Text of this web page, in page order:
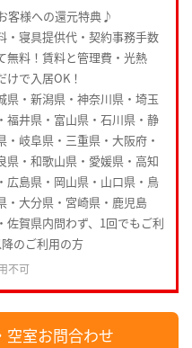
客様への還元特典♪
・寝具提供代・契約事務手数
無料！賃料と管理費・光熱
けで入居OK！
県・新潟県・神奈川県・埼玉
福井県・富山県・石川県・静
・岐阜県・三重県・大阪府・
県・和歌山県・愛媛県・高知
広島県・岡山県・山口県・鳥
・大分県・宮崎県・鹿児島
佐賀県内問わず、1回でもご利
のご利用の方
不可
空室お問合わせ